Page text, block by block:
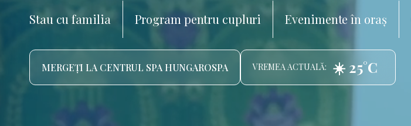
Stau cu familia Program pentru cupluri Evenimente în oraș
MERGEȚI LA CENTRUL SPA HUNGAROSPA VREMEA ACTUALĂ: ☀️ 25°C